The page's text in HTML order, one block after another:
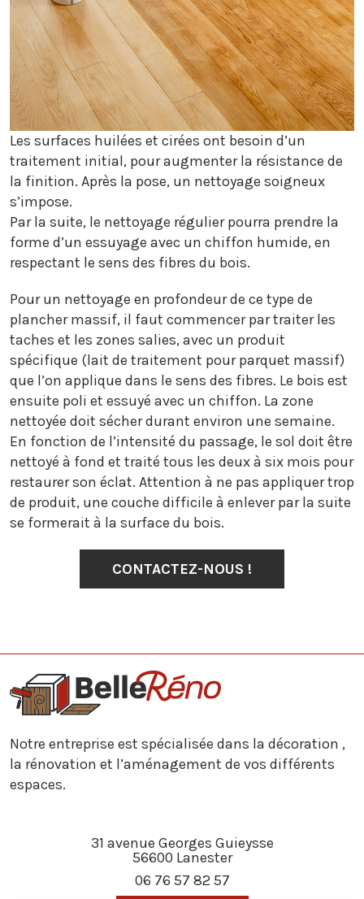
Les surfaces huilées et cirées ont besoin d’un
traitement initial, pour augmenter la résistance de
la finition. Après la pose, un nettoyage soigneux
s’impose.
Par la suite, le nettoyage régulier pourra prendre la
forme d’un essuyage avec un chiffon humide, en
respectant le sens des fibres du bois.
Pour un nettoyage en profondeur de ce type de
plancher massif, il faut commencer par traiter les
taches et les zones salies, avec un produit
spécifique (lait de traitement pour parquet massif)
que l’on applique dans le sens des fibres. Le bois est
ensuite poli et essuyé avec un chiffon. La zone
nettoyée doit sécher durant environ une semaine.
En fonction de l’intensité du passage, le sol doit être
nettoyé à fond et traité tous les deux à six mois pour
restaurer son éclat. Attention à ne pas appliquer trop
de produit, une couche difficile à enlever par la suite
se formerait à la surface du bois.
CONTACTEZ-NOUS !
Notre entreprise est spécialisée dans la décoration ,
la rénovation et l’aménagement de vos différents
espaces.
31 avenue Georges Guieysse
56600 Lanester
06 76 57 82 57